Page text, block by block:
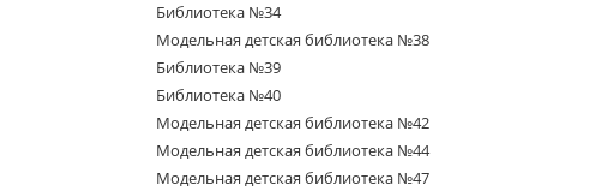
Библиотека №34
Модельная детская библиотека №38
Библиотека №39
Библиотека №40
Модельная детская библиотека №42
Модельная детская библиотека №44
Модельная детская библиотека №47